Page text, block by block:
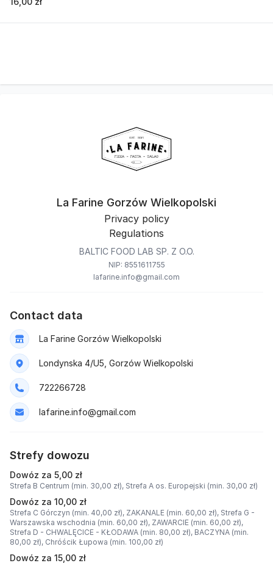
La Farine Gorzów Wielkopolski
Privacy policy
Regulations
BALTIC FOOD LAB SP. Z O.O.
NIP: 8551611755
lafarine.info@gmail.com
Contact data
La Farine Gorzów Wielkopolski
Londynska 4/U5, Gorzów Wielkopolski
722266728
lafarine.info@gmail.com
Strefy dowozu
Dowóz za 5,00 zł
Strefa B Centrum (min. 30,00 zł), Strefa A os. Europejski (min. 30,00 zł)
Dowóz za 10,00 zł
Strefa C Górczyn (min. 40,00 zł), ZAKANALE (min. 60,00 zł), Strefa G -
Warszawska wschodnia (min. 60,00 zł), ZAWARCIE (min. 60,00 zł),
Strefa D - CHWALĘCICE - KŁODAWA (min. 80,00 zł), BACZYNA (min.
80,00 zł), Chróścik Łupowa (min. 100,00 zł)
Dowóz za 15,00 zł